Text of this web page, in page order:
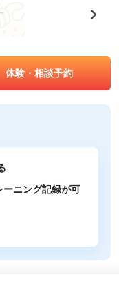
体験・相談予約
ーニング記録が可